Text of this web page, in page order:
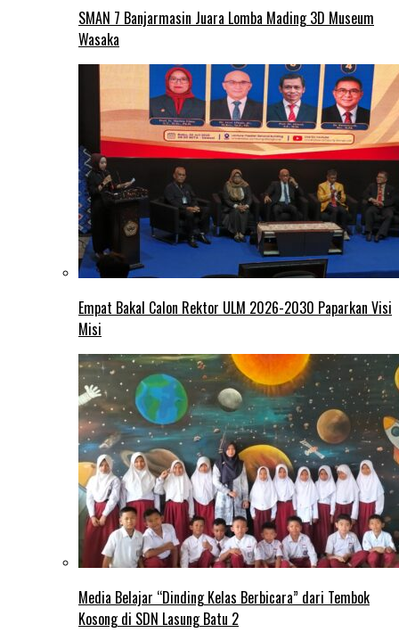
SMAN 7 Banjarmasin Juara Lomba Mading 3D Museum
Wasaka
Empat Bakal Calon Rektor ULM 2026-2030 Paparkan Visi
Misi
Media Belajar “Dinding Kelas Berbicara” dari Tembok
Kosong di SDN Lasung Batu 2